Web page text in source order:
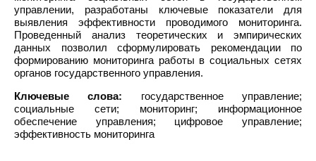
управлении, разработаны ключевые показатели для
выявления эффективности проводимого мониторинга.
Проведенный анализ теоретических и эмпирических
данных позволил сформулировать рекомендации по
формированию мониторинга работы в социальных сетях
органов государственного управления.
Ключевые слова: государственное управление;
социальные сети; мониторинг; информационное
обеспечение управления; цифровое управление;
эффективность мониторинга